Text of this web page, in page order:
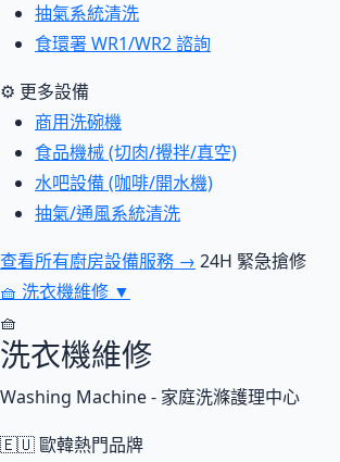
抽氣系統清洗
食環署 WR1/WR2 諮詢
⚙ 更多設備
商用洗碗機
食品機械 (切肉/攪拌/真空)
水吧設備 (咖啡/開水機)
抽氣/通風系統清洗
查看所有廚房設備服務 → 24H 緊急搶修
🧺 洗衣機維修 ▼
🧺
洗衣機維修
Washing Machine - 家庭洗滌護理中心
🇪🇺 歐韓熱門品牌